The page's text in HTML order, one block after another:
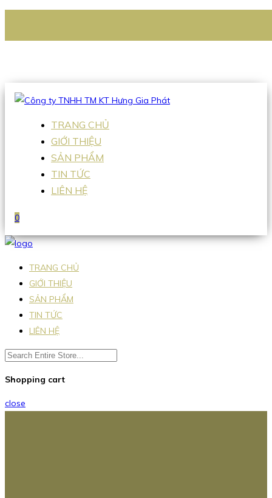
Hotline:0938 336 079
TRANG CHỦ
GIỚI THIỆU
SẢN PHẨM
TIN TỨC
LIÊN HỆ
0
TRANG CHỦ
GIỚI THIỆU
SẢN PHẨM
TIN TỨC
LIÊN HỆ
Shopping cart
close